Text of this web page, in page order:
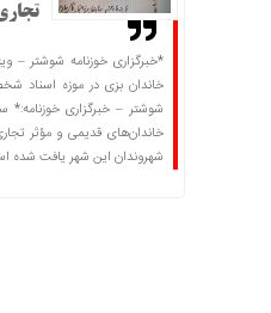
*خبرگزاری خوزنامه شوشتر –
خاندان بزی در موزه اسناد
شوشتر – خبرگزاری خوزنامه:*
خاندان‌های قدیمی و مؤثر
شهروندان این شهر یافت شده